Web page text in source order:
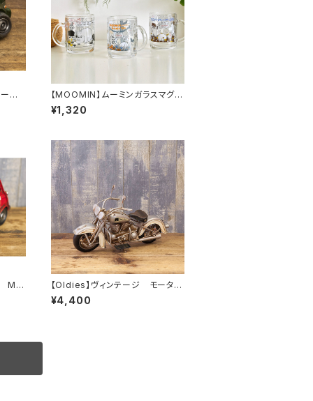
プ
【MOOMIN】ムーミンガラスマグ
（コミックス）
¥1,320
Min
【Oldies】ヴィンテージ モーター
サイクル（SILVER FOX/2010D-2
734）
¥4,400